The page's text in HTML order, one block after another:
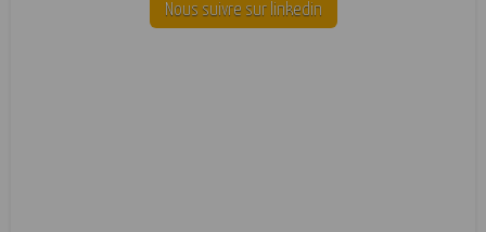
Nous suivre sur linkedin